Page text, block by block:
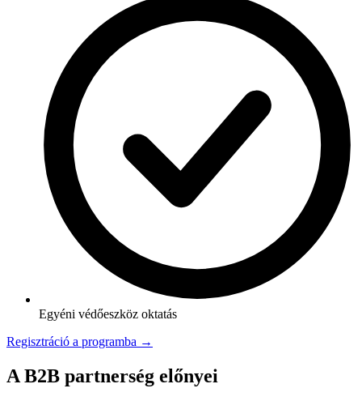
Egyéni védőeszköz oktatás
Regisztráció a programba →
A B2B partnerség előnyei